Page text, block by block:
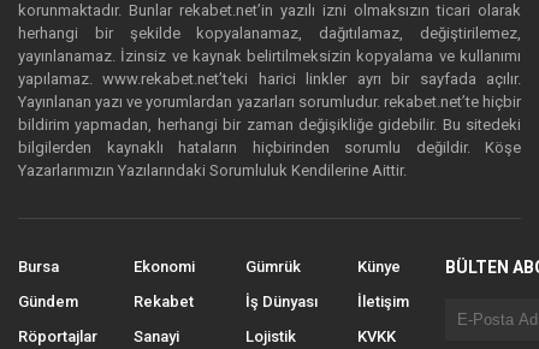
korunmaktadır. Bunlar rekabet.net’in yazılı izni olmaksızın ticari olarak
herhangi bir şekilde kopyalanamaz, dağıtılamaz, değiştirilemez,
yayınlanamaz. İzinsiz ve kaynak belirtilmeksizin kopyalama ve kullanımı
yapılamaz. www.rekabet.net’teki harici linkler ayrı bir sayfada açılır.
Yayınlanan yazı ve yorumlardan yazarları sorumludur. rekabet.net’te hiçbir
bildirim yapmadan, herhangi bir zaman değişikliğe gidebilir. Bu sitedeki
bilgilerden kaynaklı hataların hiçbirinden sorumlu değildir. Köşe
Yazarlarımızın Yazılarındaki Sorumluluk Kendilerine Aittir.
Bursa
Gündem
Röportajlar
Ekonomi
Rekabet
Sanayi
Gümrük
İş Dünyası
Lojistik
Künye
İletişim
KVKK
BÜLTEN